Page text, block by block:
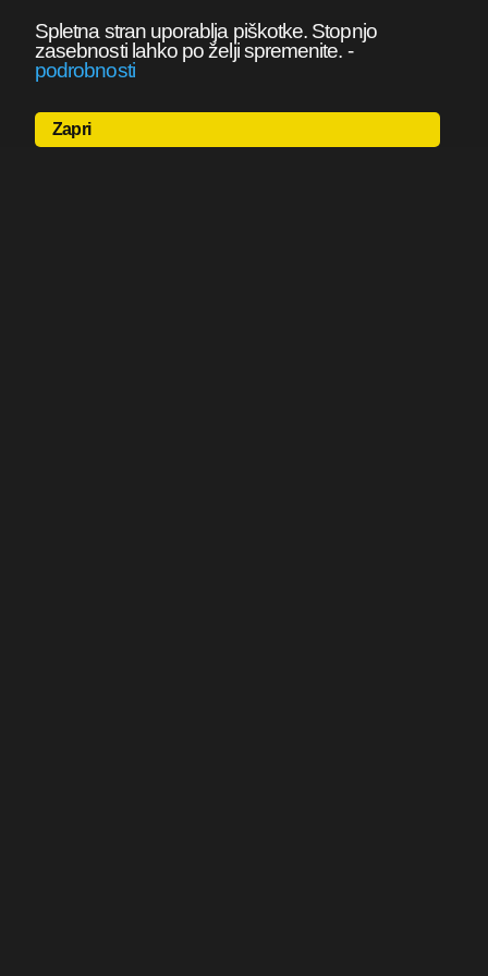
Spletna stran uporablja piškotke. Stopnjo
zasebnosti lahko po želji spremenite. -
podrobnosti
Zapri